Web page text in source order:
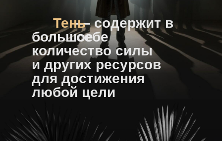
— содержит в
себе
Тень
большое
количество силы
и других ресурсов
для достижения
любой цели